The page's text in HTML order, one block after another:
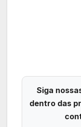
Siga
dentro das